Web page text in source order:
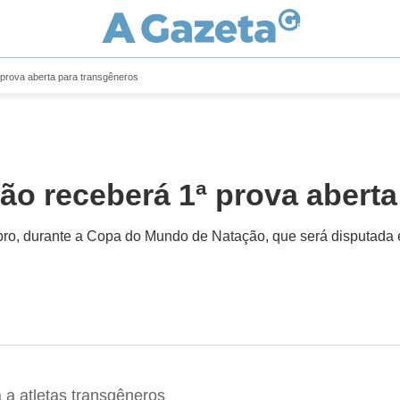
aberta para transgêneros
receberá 1ª prova
durante a Copa do Mundo de Natação, que será disputada